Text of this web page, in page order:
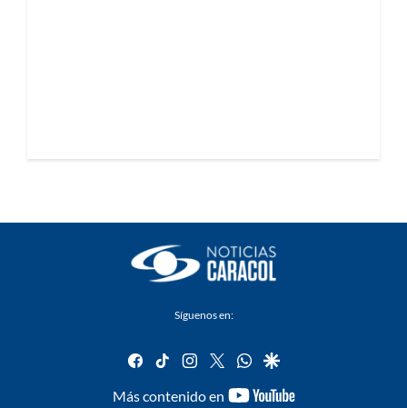
Síguenos en:
facebook
tiktok instagram
twitterwhatsapp
google
Más contenido en
youtube-